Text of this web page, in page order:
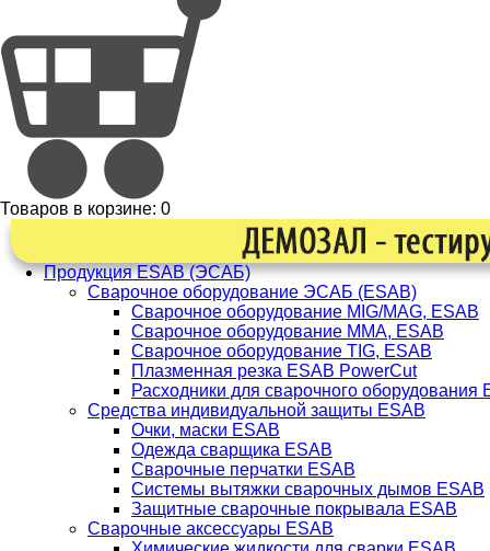
Товаров в корзине: 0
Продукция ESAB (ЭСАБ)
Сварочное оборудование ЭСАБ (ESAB)
Сварочное оборудование MIG/MAG, ESAB
Сварочное оборудование ММА, ESAB
Сварочное оборудование TIG, ESAB
Плазменная резка ESAB PowerCut
Расходники для сварочного оборудования
Средства индивидуальной защиты ESAB
Очки, маски ESAB
Одежда сварщика ESAB
Сварочные перчатки ESAB
Системы вытяжки сварочных дымов ESAB
Защитные сварочные покрывала ESAB
Сварочные аксессуары ESAB